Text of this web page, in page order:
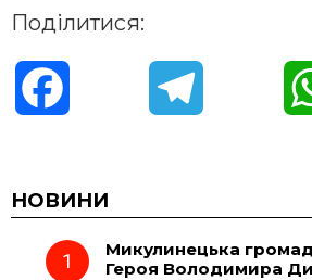
Поділитися:
c
e e
НОВИНИ
Микулинецька
Героя Володимира